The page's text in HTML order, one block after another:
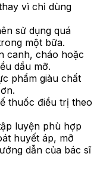
vì chỉ dùng
sử dụng quá
một bữa.
canh, cháo hoặc
dầu mỡ.
phẩm giàu chất
thuốc điều trị theo
luyện phù hợp
huyết áp, mỡ
dẫn của bác sĩ